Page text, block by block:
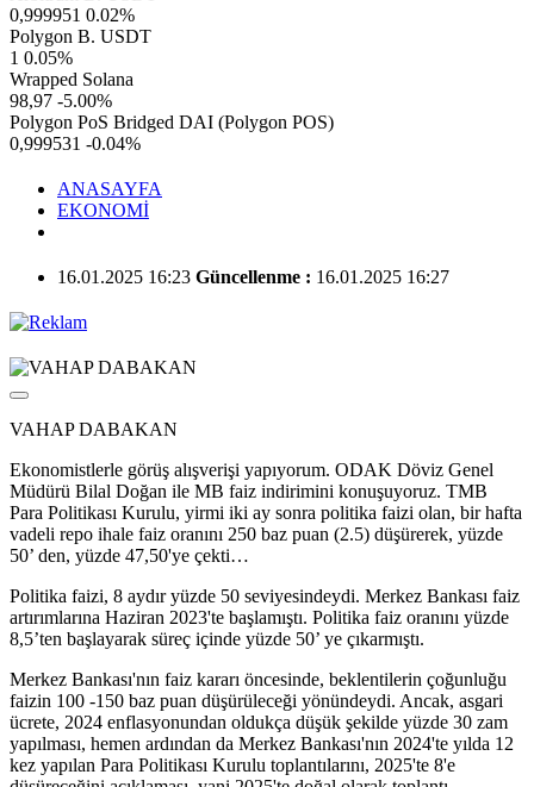
0,999951 0.02%
Polygon B. USDT
1 0.05%
Wrapped Solana
98,97 -5.00%
Polygon PoS Bridged DAI (Polygon POS)
0,999531 -0.04%
ANASAYFA
EKONOMİ
16.01.2025 16:23 Güncellenme : 16.01.2025 16:27
VAHAP DABAKAN
Ekonomistlerle görüş alışverişi yapıyorum. ODAK Döviz Genel
Müdürü Bilal Doğan ile MB faiz indirimini konuşuyoruz. TMB
Para Politikası Kurulu, yirmi iki ay sonra politika faizi olan, bir hafta
vadeli repo ihale faiz oranını 250 baz puan (2.5) düşürerek, yüzde
50’ den, yüzde 47,50'ye çekti…
Politika faizi, 8 aydır yüzde 50 seviyesindeydi. Merkez Bankası faiz
artırımlarına Haziran 2023'te başlamıştı. Politika faiz oranını yüzde
8,5’ten başlayarak süreç içinde yüzde 50’ ye çıkarmıştı.
Merkez Bankası'nın faiz kararı öncesinde, beklentilerin çoğunluğu
faizin 100 -150 baz puan düşürüleceği yönündeydi. Ancak, asgari
ücrete, 2024 enflasyonundan oldukça düşük şekilde yüzde 30 zam
yapılması, hemen ardından da Merkez Bankası'nın 2024'te yılda 12
kez yapılan Para Politikası Kurulu toplantılarını, 2025'te 8'e